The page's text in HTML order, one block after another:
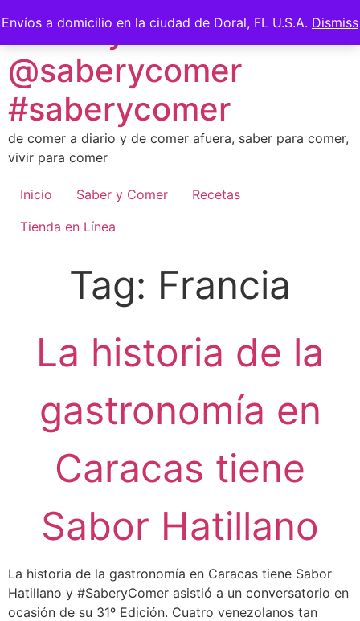
Envíos a domicilio en la ciudad de Doral, FL U.S.A. Dismiss
to
content
Saber y Comer -
@saberycomer
#saberycomer
de comer a diario y de comer afuera, saber para comer,
vivir para comer
Inicio Saber y Comer
Recetas
Tienda en Línea
Tag: Francia
La historia de la
gastronomía en
Caracas tiene
Sabor Hatillano
La historia de la gastronomía en Caracas tiene Sabor
Hatillano y #SaberyComer asistió a un conversatorio en
ocasión de su 31º Edición. Cuatro venezolanos tan